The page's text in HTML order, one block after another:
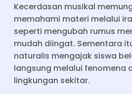
Kecerdasan musikal
memahami materi melalui
seperti mengubah rumus
mudah diingat. Sementara
naturalis mengajak siswa
langsung melalui fenomena
lingkungan sekitar.